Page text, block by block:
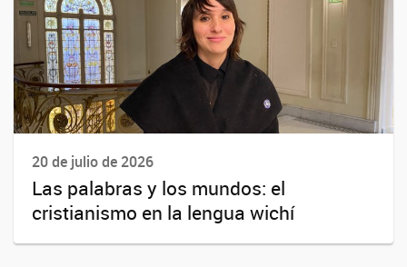
20 de julio de 2026
Las palabras y los mundos: el
cristianismo en la lengua wichí